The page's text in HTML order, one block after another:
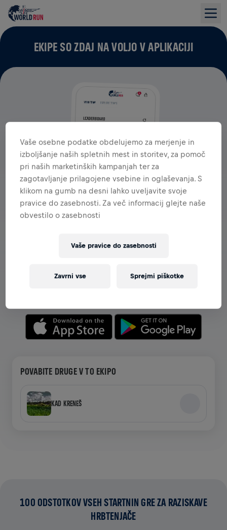
EKIPE SO ZDAJ NA VOLJO V APLIKACIJI
OGLEJTE SI EKIPE V APLIKACIJI
raziskujte vse o ekipah v aplikaciji—pogovarjajte se,
POVABITE DRUGE V TO EKIPO
KAD KRENEŠ
100 ODSTOTKOV VSEH STARTNIN GRE ZA RAZISKAVE
HRBTENJAČE
Vaše osebne podatke obdelujemo za merjenje in
izboljšanje naših spletnih mest in storitev, za pomoč
pri naših marketinških kampanjah ter za
zagotavljanje prilagojene vsebine in oglaševanja. S
klikom na gumb na desni lahko uveljavite svoje
pravice do zasebnosti. Za več informacij glejte naše
obvestilo o zasebnosti
Vaše pravice do zasebnosti
Zavrni vse Sprejmi piškotke